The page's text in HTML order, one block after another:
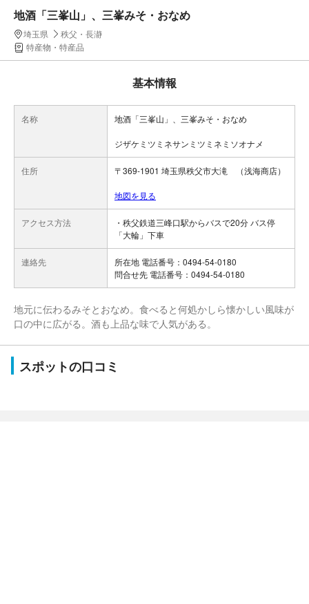
地酒「三峯山」、三峯みそ・おなめ
埼玉県
秩父・長瀞
特産物・特産品
基本情報
名称 地酒「三峯山」、三峯みそ・おなめ
ジザケミツミネサンミツミネミソオナメ
住所 〒369-1901 埼玉県秩父市大滝 （浅海商店）
地図を見る
アクセス方法
・秩父鉄道三峰口駅からバスで20分 バス停
「大輪」下車
連絡先
所在地 電話番号：0494-54-0180
問合せ先 電話番号：0494-54-0180
地元に伝わるみそとおなめ。食べると何処かしら懐かしい風味が
口の中に広がる。酒も上品な味で人気がある。
スポットの口コミ